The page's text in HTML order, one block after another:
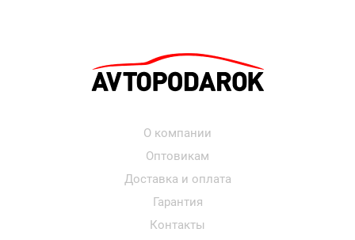
О компании
Оптовикам
Доставка и оплата
Гарантия
Контакты